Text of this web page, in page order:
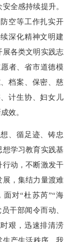
全感持续提升。
空等工作扎实开
深化精神文明建
展各类文明实践志
者、省市道德模
档案、保密、慈
计生协、妇女儿
效。
、循足迹、铸忠
学习教育实践基
行动，不断激发干
展，集结力量渡难
对“杜苏芮”“海
干部闻令而动、
艰，迅速排清涝
生产生活秩序。我